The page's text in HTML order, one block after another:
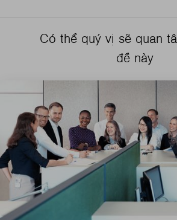
Có thể quý vị sẽ quan
đề này